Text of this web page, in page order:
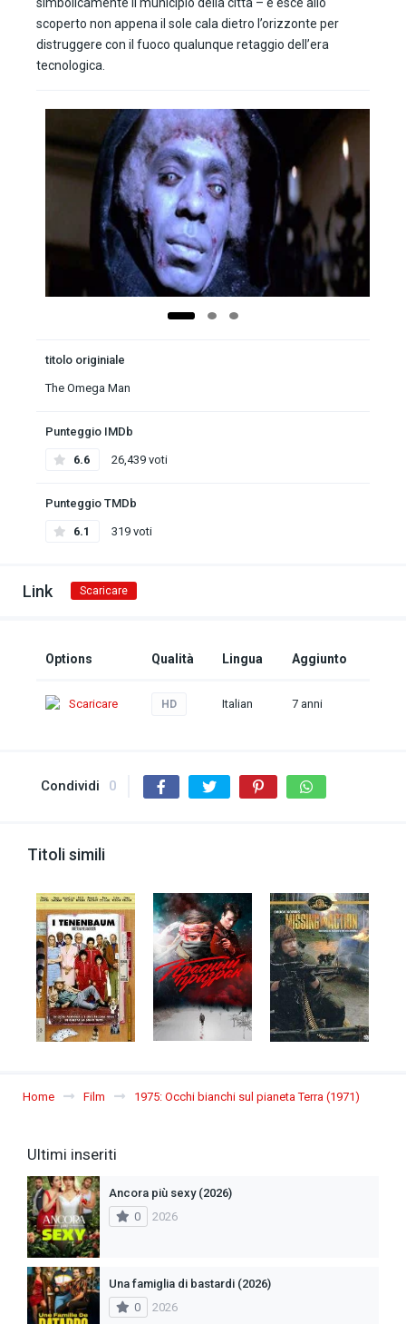
scoperto non appena il sole cala dietro l’orizzonte per
distruggere con il fuoco qualunque retaggio dell’era
tecnologica.
titolo originiale
The Omega Man
Punteggio IMDb
6.6 26,439 voti
Punteggio TMDb
6.1 319 voti
Link Scaricare
Options Qualità Lingua Aggiunto
Scaricare HD Italian 7 anni
Condividi 0
Titoli simili
Home Film 1975: Occhi bianchi sul pianeta Terra (1971)
Ultimi inseriti
Ancora più sexy (2026)
0
2026
Una famiglia di bastardi (2026)
0
2026